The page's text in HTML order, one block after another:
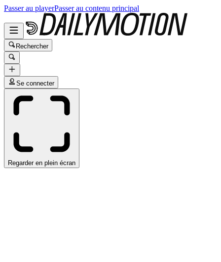
Passer au playerPasser au contenu principal
Rechercher
Se connecter
Regarder en plein écran